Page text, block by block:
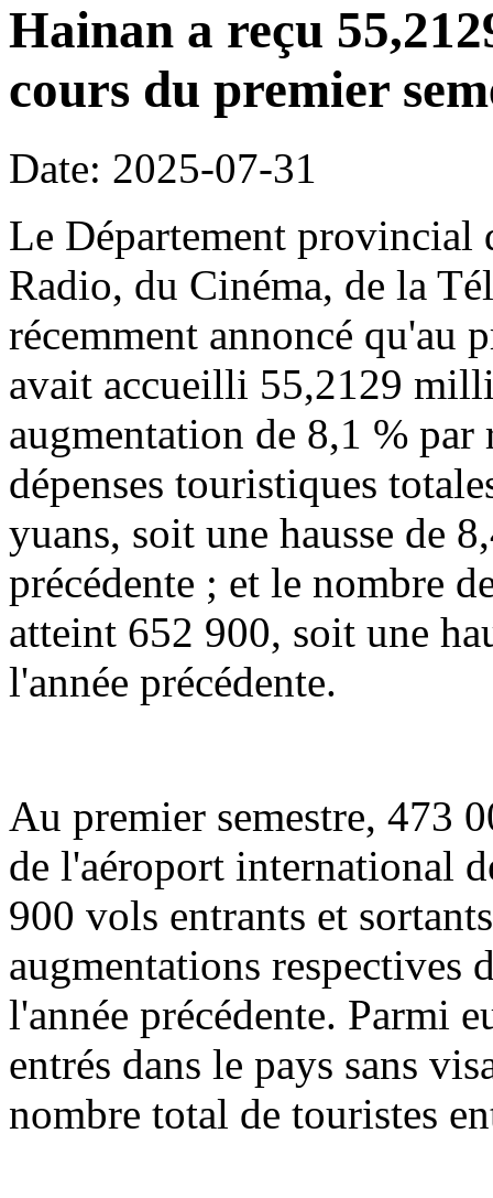
Hainan a reçu
cours du premier
Date: 2025-07-31
Le Département provincial
Radio, du Cinéma, de la
récemment annoncé qu'au
avait accueilli 55,2129
augmentation de 8,1 % par
dépenses touristiques
yuans, soit une hausse de
précédente ; et le nombre
atteint 652 900, soit une
l'année précédente.
Au premier semestre, 473
de l'aéroport international
900 vols entrants et
augmentations respectives
l'année précédente. Parmi
entrés dans le pays sans
nombre total de touristes